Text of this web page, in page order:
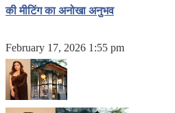
की मीटिंग का अनोखा अनुभव
February 17, 2026 1:55 pm